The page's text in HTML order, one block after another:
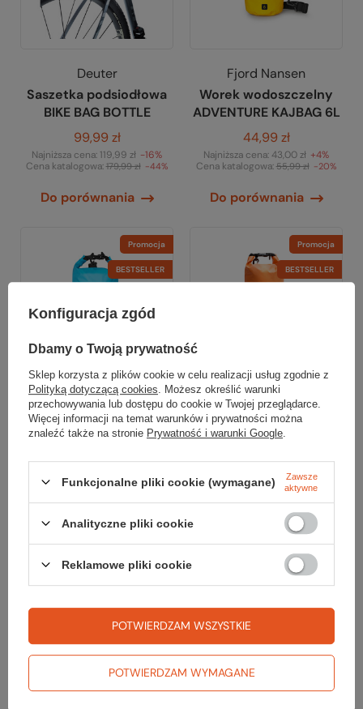
Deuter
Saszetka podsiodłowa
BIKE BAG BOTTLE
99,99 zł
Najniższa cena:119,99 zł -16%
Cena katalogowa:179,99 zł -44%
Do porównania
Fjord Nansen
Worek wodoszczelny
ADVENTURE KAJBAG 6L
44,99 zł
Najniższa cena:43,00 zł +4%
Cena katalogowa:55,99 zł -20%
Do porównania
Promocja
BESTSELLER
Fjord Nansen
Worek wodoszczelny
ADVENTURE KAJBAG
35L
68,99 zł
Najniższa cena:71,99 zł -4%
Cena katalogowa: 89,99 zł
Do porównania
Promocja
BESTSELLER
Fjord Nansen
Worek wodoszczelny
ADVENTURE KAJBAG 12L
53,99 zł
Najniższa cena:59,99 zł -10%
69,99 zł -23%
Do porównania
BESTSELLER
Konfiguracja zgód
Dbamy o Twoją prywatność
Sklep korzysta z plików cookie w celu realizacji usług zgodnie z
Polityką dotyczącą cookies . Możesz określić warunki
przechowywania lub dostępu do cookie w Twojej przeglądarce.
Więcej informacji na temat warunków i prywatności można
znaleźć także na stronie Prywatność i warunki Google
Funkcjonalne pliki cookie (wymagane)
Zawsze
aktywne
Analityczne pliki cookie
Reklamowe pliki cookie
POTWIERDZAM WYMAGANE
POTWIERDZAM WSZYSTKIE